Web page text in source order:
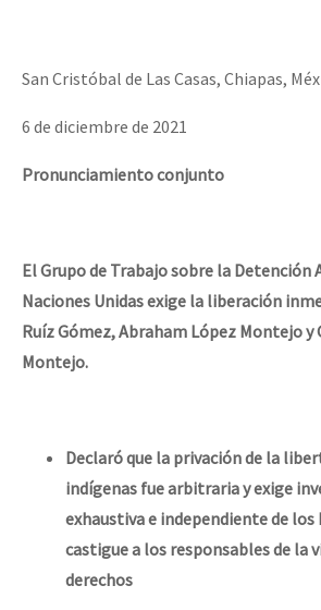
San Cristóbal de Las Casas, Chiapas,
6 de diciembre de 2021
Pronunciamiento conjunto
El Grupo de Trabajo sobre la Detención
Naciones Unidas exige la liberación
Ruíz Gómez, Abraham López Montejo y
Montejo.
Declaró que la privación de la
indígenas fue arbitraria y exige
exhaustiva e independiente de los
castigue a los responsables de la
derechos